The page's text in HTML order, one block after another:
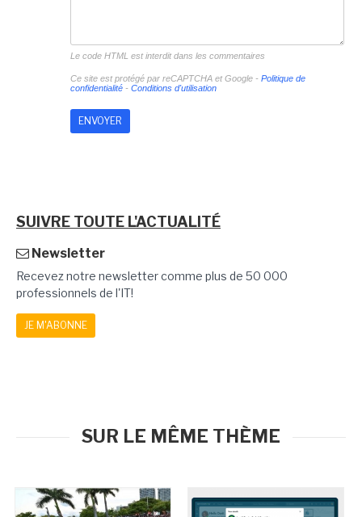
Le code HTML est interdit dans les commentaires
Ce site est protégé par reCAPTCHA et Google - Politique de
confidentialité- Conditions d'utilisation
SUIVRE TOUTE L'ACTUALITÉ
Newsletter
Recevez notre newsletter comme plus de 50 000
professionnels de l'IT!
JE M'ABONNE
SUR LE MÊME THÈME